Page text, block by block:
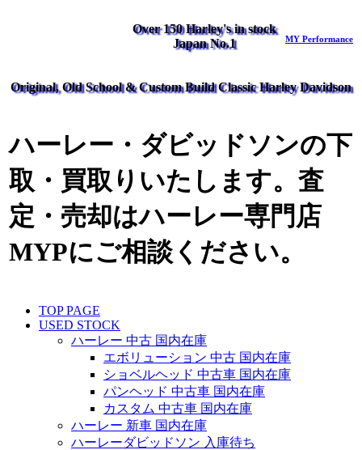
Over 150 Harley's in stock
Japan No.1
MY Performance
Original, Old School & Custom Build Classic Harley Davidson
ハーレー・ダビッドソンの下
取・買取りいたします。査
定・売却はハーレー専門店
MYPにご相談ください。
TOP PAGE
USED STOCK
ハーレー 中古 国内在庫
エボリューション 中古 国内在庫
ショベルヘッド 中古車 国内在庫
パンヘッド 中古車 国内在庫
カスタム 中古車 国内在庫
ハーレー 新車 国内在庫
ハーレーダビッドソン 入庫待ち